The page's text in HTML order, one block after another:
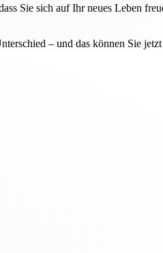
Sie sich auf Ihr neues Leben
– und das können Sie jetzt